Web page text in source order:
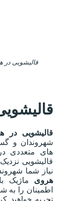
قالیشویی در
قالیشویی در
شهروندان و
های متعددی
قالیشویی
نیاز شما
هروی ماژیک
اطمینان را به